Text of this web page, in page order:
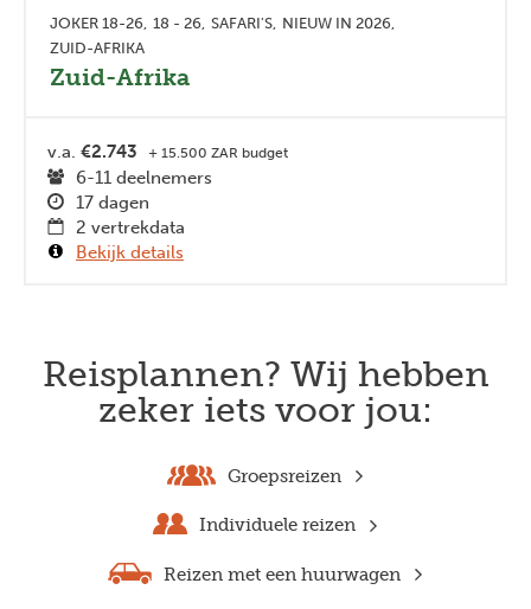
JOKER 18-26 18 - 26 SAFARI'S NIEUW IN 2026
ZUID-AFRIKA
Zuid-Afrika
v.a. €2.743 + 15.500 ZAR budget
6-11 deelnemers
17 dagen
2 vertrekdata
Bekijk details
Reisplannen? Wij hebben
zeker iets voor jou:
Groepsreizen
Individuele reizen
Reizen met een huurwagen